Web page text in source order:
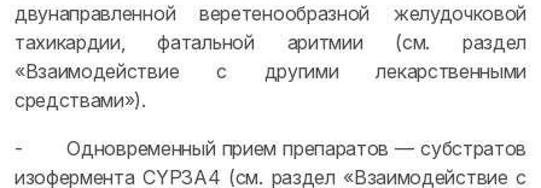
двунаправленной веретенообразной желудочковой
тахикардии, фатальной аритмии (см. раздел
«Взаимодействие с другими лекарственными
средствами»).
- Одновременный прием препаратов — субстратов
изофермента CYP3A4 (см. раздел «Взаимодействие с